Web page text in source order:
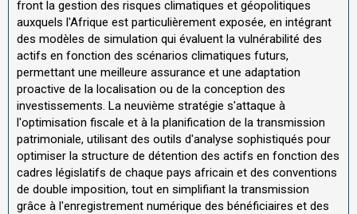
front la gestion des risques climatiques et géopolitiques
auxquels l'Afrique est particulièrement exposée, en intégrant
des modèles de simulation qui évaluent la vulnérabilité des
actifs en fonction des scénarios climatiques futurs,
permettant une meilleure assurance et une adaptation
proactive de la localisation ou de la conception des
investissements. La neuvième stratégie s'attaque à
l'optimisation fiscale et à la planification de la transmission
patrimoniale, utilisant des outils d'analyse sophistiqués pour
optimiser la structure de détention des actifs en fonction des
cadres législatifs de chaque pays africain et des conventions
de double imposition, tout en simplifiant la transmission
grâce à l'enregistrement numérique des bénéficiaires et des